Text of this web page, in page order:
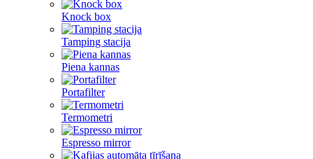
Knock box
Tamping stacija
Piena kannas
Portafilter
Termometri
Espresso mirror